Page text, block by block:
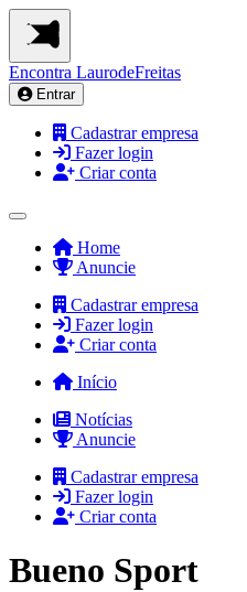
Encontra LaurodeFreitas
Entrar
Cadastrar empresa
Fazer login
Criar conta
Home
Anuncie
Cadastrar empresa
Fazer login
Criar conta
Início
Notícias
Anuncie
Cadastrar empresa
Fazer login
Criar conta
Bueno Sport